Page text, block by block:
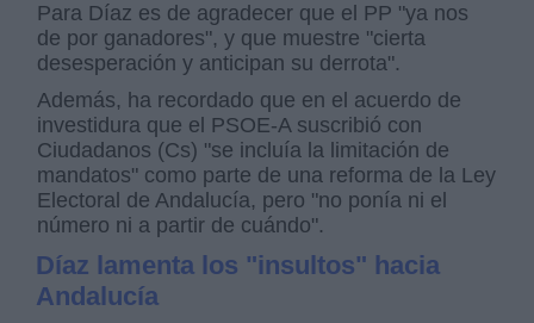
Para Díaz es de agradecer que el PP "ya nos
de por ganadores", y que muestre "cierta
desesperación y anticipan su derrota".
Además, ha recordado que en el acuerdo de
investidura que el PSOE-A suscribió con
Ciudadanos (Cs) "se incluía la limitación de
mandatos" como parte de una reforma de la Ley
Electoral de Andalucía, pero "no ponía ni el
número ni a partir de cuándo".
Díaz lamenta los "insultos" hacia
Andalucía